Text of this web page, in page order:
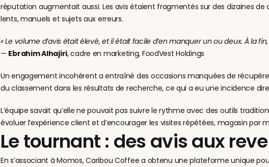
réputation augmentait aussi. Les avis étaient fragmentés sur des dizaines
lents, manuels et sujets aux erreurs.
« Le volume d’avis était élevé, et il était facile d’en manquer un ou deux. À la
— Ebrahim Alhajiri, cadre en marketing, FoodVest Holdings
Un engagement incohérent a entraîné des occasions manquées de
du classement dans les résultats de recherche, ce qui a eu une incidence
L’équipe savait qu’elle ne pouvait pas suivre le rythme avec des outils
évoluer l’expérience client et d’encourager les visites répétées, magasin par
Le tournant : des avis aux
En s’associant à Momos, Caribou Coffee a obtenu une plateforme unique